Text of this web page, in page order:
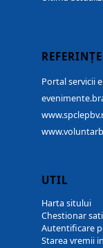
REFERINȚE
Portal servicii
UTIL
Harta sitului
Chestionar
Autentificare
Starea vremii